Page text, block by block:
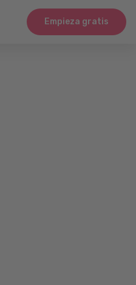
Empieza gratis